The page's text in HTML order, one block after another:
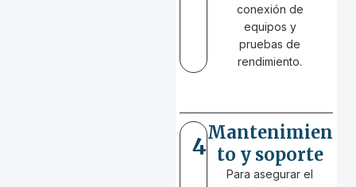
conexión de
equipos y
pruebas de
rendimiento.
4Mantenimien
to y soporte
Para asegurar el